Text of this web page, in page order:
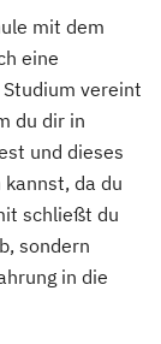
(MBA)
&
mit dem
eine
vereint
du dir in
und dieses
da du
schließt du
sondern
in die